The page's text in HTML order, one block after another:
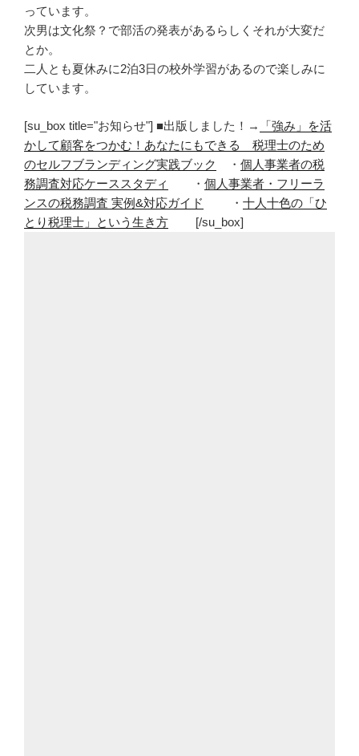
っています。
次男は文化祭？で部活の発表があるらしくそれが大変だ
とか。
二人とも夏休みに2泊3日の校外学習があるので楽しみに
しています。
[su_box title="お知らせ"] ■出版しました！→
「強み」を活
かして顧客をつかむ！あなたにもできる 税理士のため
のセルフブランディング実践ブック
・ 個人事業者の税
務調査対応ケーススタディ
・ 個人事業者・フリーラ
ンスの税務調査 実例&対応ガイド
・ 十人十色の「ひ
とり税理士」という生き方 [/su_box]